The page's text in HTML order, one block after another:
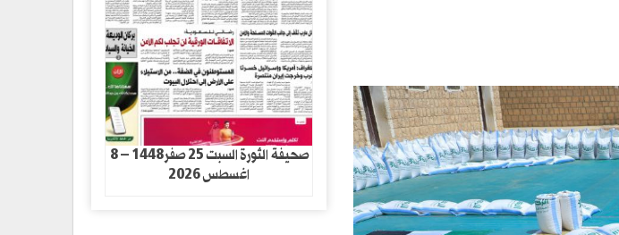
صحيفة الثورة السبت 25 صفر1448 – 8
اغسطس 2026